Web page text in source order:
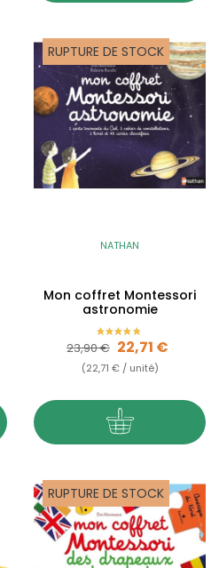
RUPTURE DE STOCK
NATHAN
Mon coffret Montessori
astronomie
Prix de base
23,90 € Prix
22,71 €
(22,71 € / unité)
RUPTURE DE STOCK